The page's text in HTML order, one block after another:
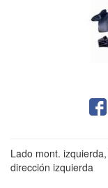
Lado mont.
dirección izquierda